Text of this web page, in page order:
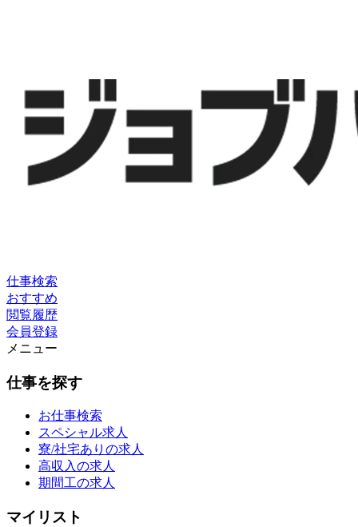
仕事検索
おすすめ
閲覧履歴
会員登録
メニュー
仕事を探す
お仕事検索
スペシャル求人
寮/社宅ありの求人
高収入の求人
期間工の求人
マイリスト